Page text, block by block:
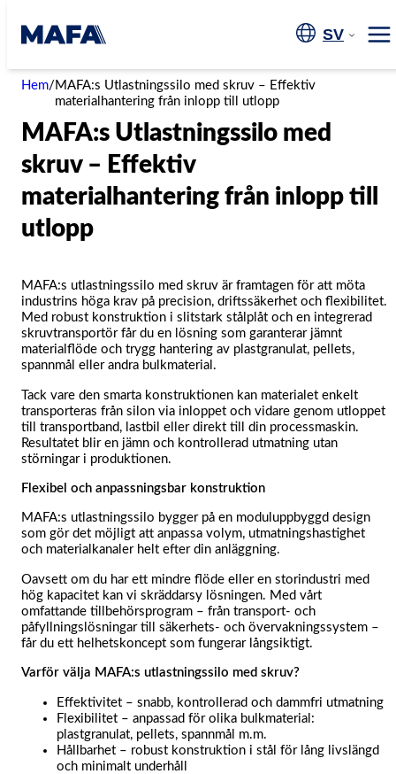
innehåll
SV
Hem/ MAFA:s Utlastningssilo med skruv – Effektiv
materialhantering från inlopp till utlopp
MAFA:s Utlastningssilo med
skruv – Effektiv
materialhantering från inlopp till
utlopp
MAFA:s utlastningssilo med skruv är framtagen för att möta
industrins höga krav på precision, driftssäkerhet och flexibilitet.
Med robust konstruktion i slitstark stålplåt och en integrerad
skruvtransportör får du en lösning som garanterar jämnt
materialflöde och trygg hantering av plastgranulat, pellets,
spannmål eller andra bulkmaterial.
Tack vare den smarta konstruktionen kan materialet enkelt
transporteras från silon via inloppet och vidare genom utloppet
till transportband, lastbil eller direkt till din processmaskin.
Resultatet blir en jämn och kontrollerad utmatning utan
störningar i produktionen.
Flexibel och anpassningsbar konstruktion
MAFA:s utlastningssilo bygger på en moduluppbyggd design
som gör det möjligt att anpassa volym, utmatningshastighet
och materialkanaler helt efter din anläggning.
Oavsett om du har ett mindre flöde eller en storindustri med
hög kapacitet kan vi skräddarsy lösningen. Med vårt
omfattande tillbehörsprogram – från transport- och
påfyllningslösningar till säkerhets- och övervakningssystem –
får du ett helhetskoncept som fungerar långsiktigt.
Varför välja MAFA:s utlastningssilo med skruv?
Effektivitet – snabb, kontrollerad och dammfri utmatning
Flexibilitet – anpassad för olika bulkmaterial:
plastgranulat, pellets, spannmål m.m.
Hållbarhet – robust konstruktion i stål för lång livslängd
och minimalt underhåll